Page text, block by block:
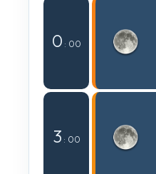
0 : 00
3 : 00